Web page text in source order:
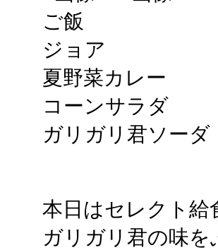
ご飯
ジョア
夏野菜カレー
コーンサラダ
ガリガリ君ソーダ
本日はセレクト給
ガリガリ君の味